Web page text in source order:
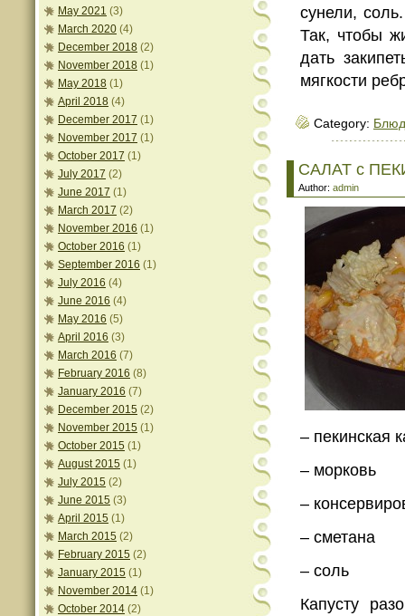
May 2021 (3)
March 2020 (4)
December 2018 (2)
November 2018 (1)
May 2018 (1)
April 2018 (4)
December 2017 (1)
November 2017 (1)
October 2017 (1)
July 2017 (2)
June 2017 (1)
March 2017 (2)
November 2016 (1)
October 2016 (1)
September 2016 (1)
July 2016 (4)
June 2016 (4)
May 2016 (5)
April 2016 (3)
March 2016 (7)
February 2016 (8)
January 2016 (7)
December 2015 (2)
November 2015 (1)
October 2015 (1)
August 2015 (1)
July 2015 (2)
June 2015 (3)
April 2015 (1)
March 2015 (2)
February 2015 (2)
January 2015 (1)
November 2014 (1)
October 2014 (2)
сунели,
Так, чтобы
дать
мягкости
Category:
САЛАТ с
Author: admin
– пекинская
– морковь
–
– сметана
– соль
Капусту